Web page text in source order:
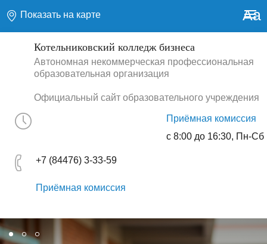
Показать на карте Aa
Котельниковский колледж бизнеса
Автономная некоммерческая профессиональная
образовательная организация
Официальный сайт образовательного учреждения
Приёмная комиссия
с 8:00 до 16:30, Пн-Сб
+7 (84476) 3-33-59
Приёмная комиссия